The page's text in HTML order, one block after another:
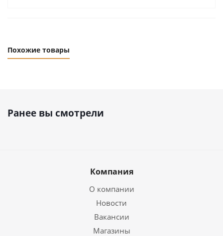
Похожие товары
Ранее вы смотрели
Компания
О компании
Новости
Вакансии
Магазины